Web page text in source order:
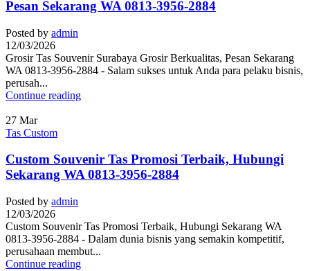
Pesan Sekarang WA 0813-3956-2884
Posted by admin
12/03/2026
Grosir Tas Souvenir Surabaya Grosir Berkualitas, Pesan Sekarang
WA 0813-3956-2884 - Salam sukses untuk Anda para pelaku bisnis,
perusah...
Continue reading
27 Mar
Tas Custom
Custom Souvenir Tas Promosi Terbaik, Hubungi
Sekarang WA 0813-3956-2884
Posted by admin
12/03/2026
Custom Souvenir Tas Promosi Terbaik, Hubungi Sekarang WA
0813-3956-2884 - Dalam dunia bisnis yang semakin kompetitif,
perusahaan membut...
Continue reading